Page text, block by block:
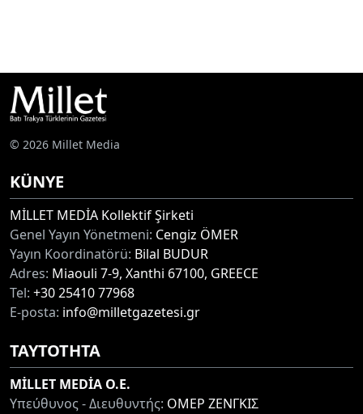
© 2026 Millet Media
KÜNYE
MİLLET MEDİA Kollektif Şirketi
Genel Yayın Yönetmeni: Cengiz ÖMER
Yayın Koordinatörü: Bilal BUDUR
Adres: Miaouli 7-9, Xanthi 67100, GREECE
Tel: +30 25410 77968
E-posta: info@milletgazetesi.gr
ΤΑΥΤΟΤΗΤΑ
MİLLET MEDİA O.E.
Υπεύθυνος - Διευθυντής: ΟΜΕΡ ΖΕΝΓΚΙΣ